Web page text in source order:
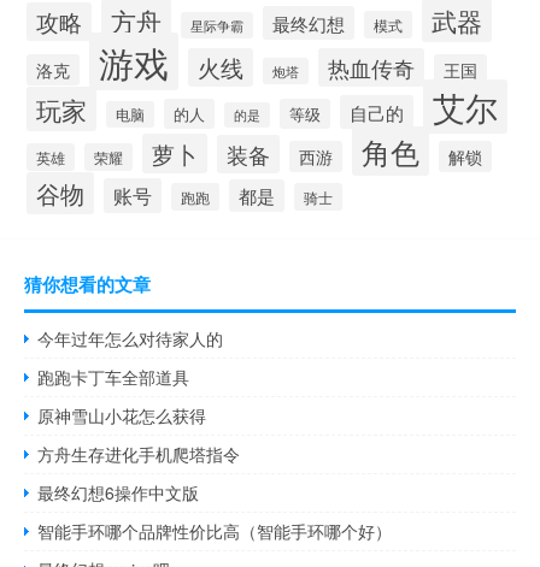
攻略 方舟 星际争霸 最终幻想 模式 武器
洛克 游戏 火线 炮塔 热血传奇 王国
玩家 电脑 的人 的是 等级 自己的 艾尔
英雄 荣耀 萝卜 装备 西游 角色 解锁
谷物 账号 跑跑 都是 骑士
猜你想看的文章
今年过年怎么对待家人的
跑跑卡丁车全部道具
原神雪山小花怎么获得
方舟生存进化手机爬塔指令
最终幻想6操作中文版
智能手环哪个品牌性价比高（智能手环哪个好）